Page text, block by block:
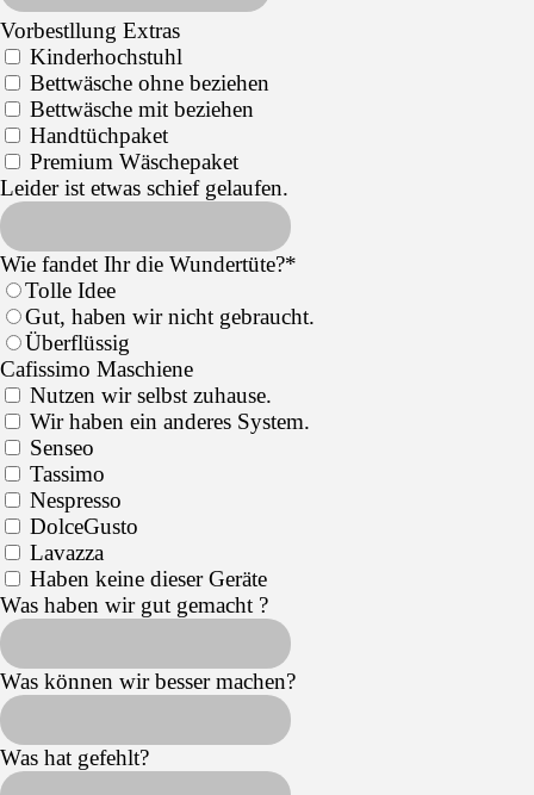
Vorbestllung Extras
Kinderhochstuhl
Bettwäsche ohne beziehen
Bettwäsche mit beziehen
Handtüchpaket
Premium Wäschepaket
Leider ist etwas schief gelaufen.
Wie fandet Ihr die Wundertüte?*
Tolle Idee
Gut, haben wir nicht gebraucht.
Überflüssig
Cafissimo Maschiene
Nutzen wir selbst zuhause.
Wir haben ein anderes System.
Senseo
Tassimo
Nespresso
DolceGusto
Lavazza
Haben keine dieser Geräte
Was haben wir gut gemacht ?
Was können wir besser machen?
Was hat gefehlt?